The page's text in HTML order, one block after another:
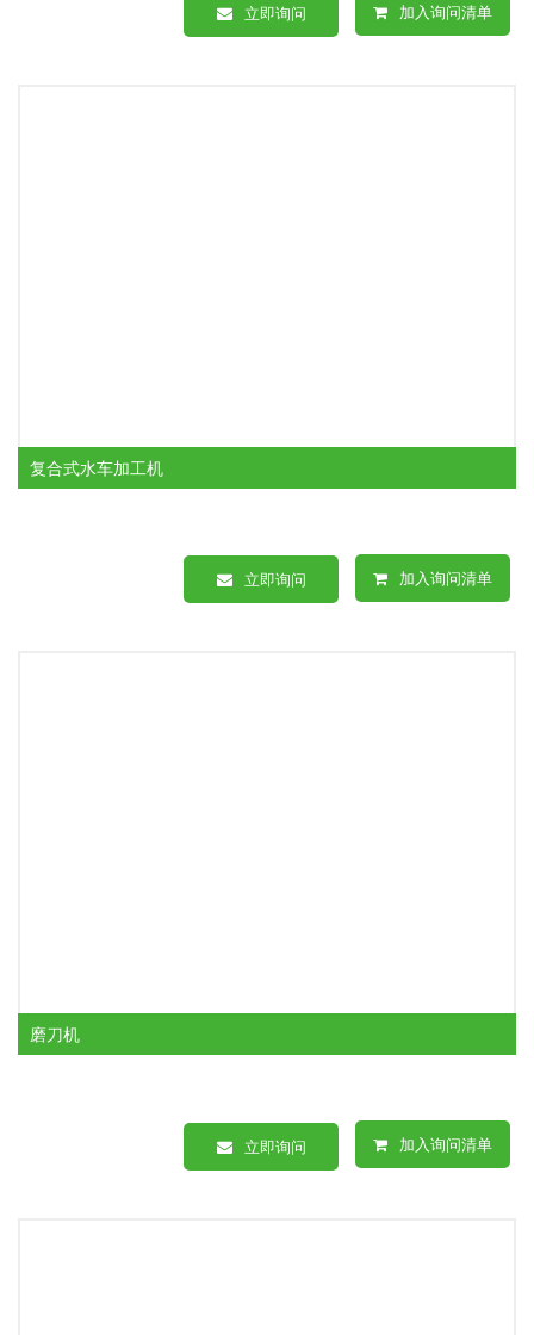
立即询问 加入询问清单
复合式水车加工机
立即询问 加入询问清单
磨刀机
立即询问 加入询问清单